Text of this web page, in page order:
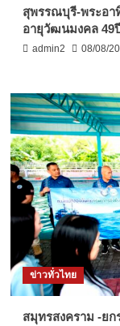
สุพรรณบุรี-พระอา
อายุวัฒนมงคล 49
admin2 08/08/
ข่าวทั่วไทย
สมุทรสงคราม -ย